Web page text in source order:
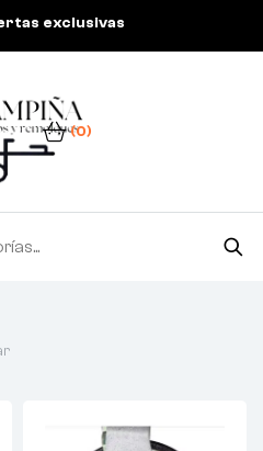
exclusivas
(0)